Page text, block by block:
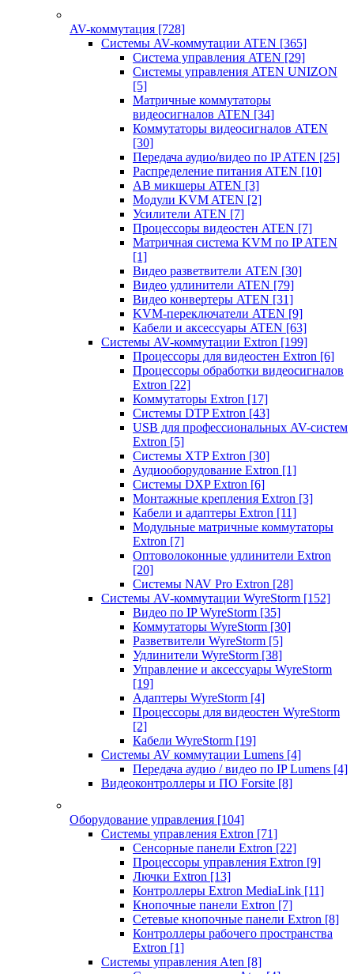
AV-коммутация [728]
Системы AV-коммутации ATEN [365]
Система управления ATEN [29]
Системы управления ATEN UNIZON
[5]
Матричные коммутаторы
видеосигналов ATEN [34]
Коммутаторы видеосигналов ATEN
[30]
Передача аудио/видео по IP ATEN [25]
Распределение питания ATEN [10]
АВ микшеры ATEN [3]
Модули KVM ATEN [2]
Усилители ATEN [7]
Процессоры видеостен ATEN [7]
Матричная система KVM по IP ATEN
[1]
Видео разветвители ATEN [30]
Видео удлинители ATEN [79]
Видео конвертеры ATEN [31]
KVM-переключатели ATEN [9]
Кабели и аксессуары ATEN [63]
Системы AV-коммутации Extron [199]
Процессоры для видеостен Extron [6]
Процессоры обработки видеосигналов
Extron [22]
Коммутаторы Extron [17]
Системы DTP Extron [43]
USB для профессиональных AV-систем
Extron [5]
Системы XTP Extron [30]
Аудиооборудование Extron [1]
Системы DXP Extron [6]
Монтажные крепления Extron [3]
Кабели и адаптеры Extron [11]
Модульные матричные коммутаторы
Extron [7]
Оптоволоконные удлинители Extron
[20]
Системы NAV Pro Extron [28]
Системы AV-коммутации WyreStorm [152]
Видео по IP WyreStorm [35]
Коммутаторы WyreStorm [30]
Разветвители WyreStorm [5]
Удлинители WyreStorm [38]
Управление и аксессуары WyreStorm
[19]
Адаптеры WyreStorm [4]
Процессоры для видеостен WyreStorm
[2]
Кабели WyreStorm [19]
Системы AV коммутации Lumens [4]
Передача аудио / видео по IP Lumens [4]
Видеоконтроллеры и ПО Forsite [8]
Оборудование управления [104]
Системы управления Extron [71]
Сенсорные панели Extron [22]
Процессоры управления Extron [9]
Лючки Extron [13]
Контроллеры Extron MediaLink [11]
Кнопочные панели Extron [7]
Сетевые кнопочные панели Extron [8]
Контроллеры рабочего пространства
Extron [1]
Системы управления Aten [8]